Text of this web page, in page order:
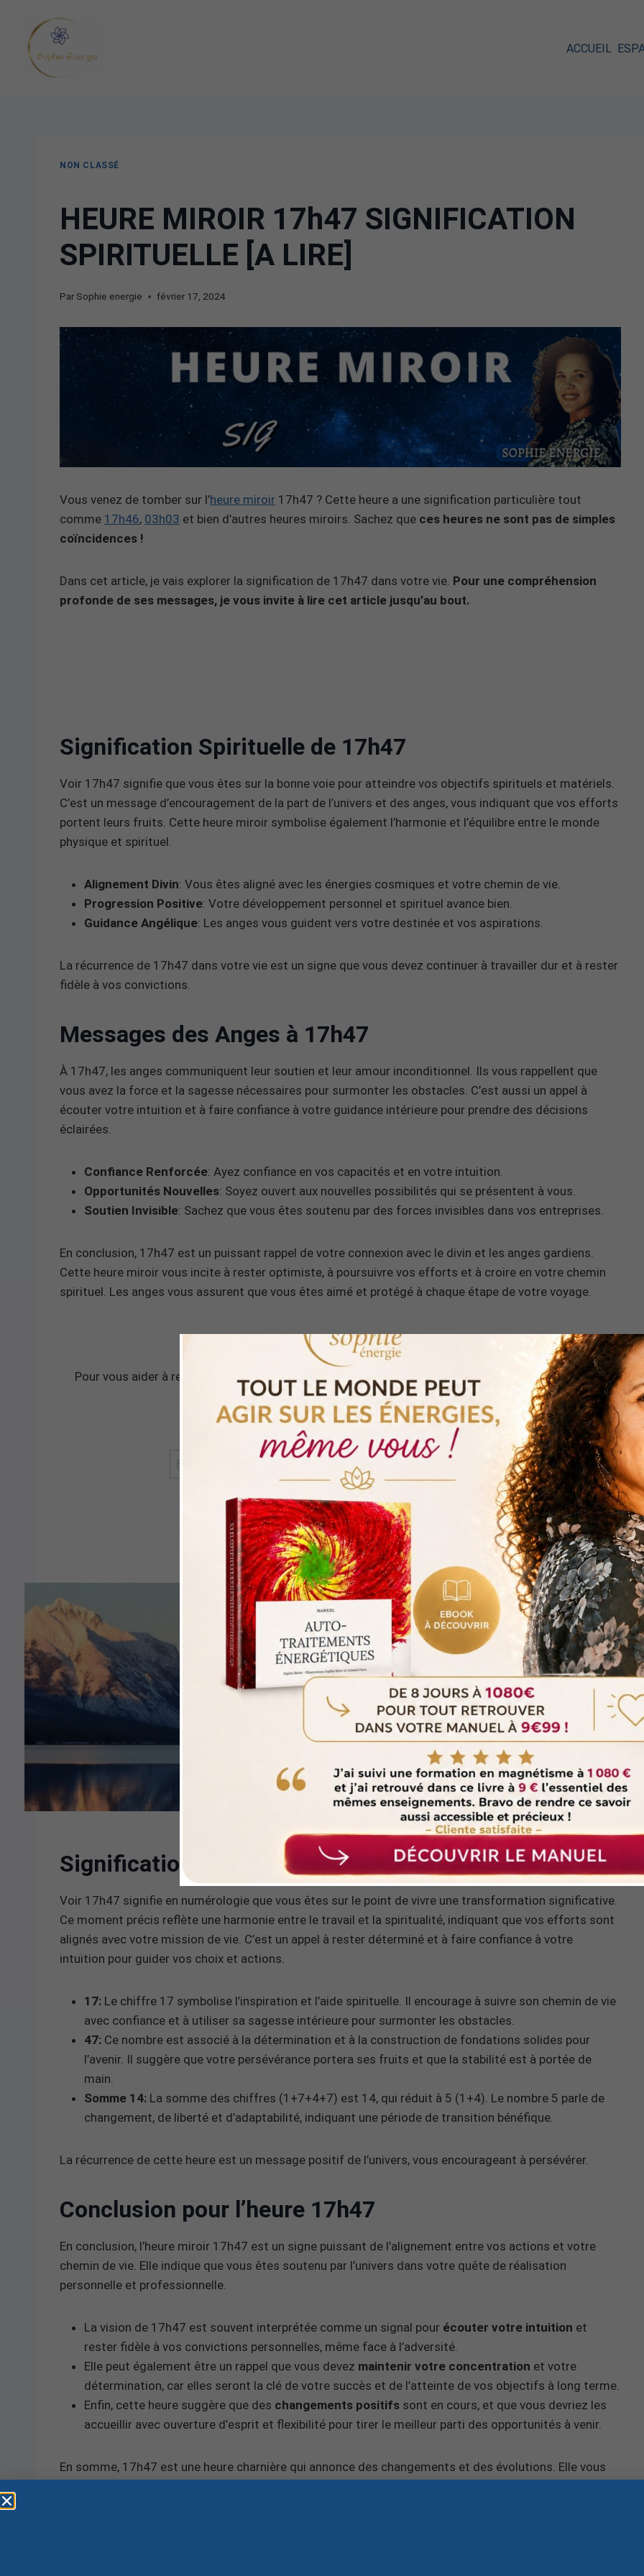
ACCUEIL
NON CLASSÉ
HEURE MIROIR 17h47 SIGNIFICATION
SPIRITUELLE [A LIRE]
Par Sophie energie février 17, 2024
Vous venez de tomber sur l’heure miroir 17h47 ? Cette heure a une signification particulière tout
comme 17h46, 03h03 et bien d’autres heures miroirs. Sachez que ces heures ne sont pas de simples
coïncidences !
Dans cet article, je vais explorer la signification de 17h47 dans votre vie. Pour une compréhension
profonde de ses messages, je vous invite à lire cet article jusqu’au bout.
Signification Spirituelle de 17h47
Voir 17h47 signifie que vous êtes sur la bonne voie pour atteindre vos objectifs spirituels et matériels.
C’est un message d’encouragement de la part de l’univers et des anges, vous indiquant que vos efforts
portent leurs fruits. Cette heure miroir symbolise également l’harmonie et l’équilibre entre le monde
physique et spirituel.
Alignement Divin: Vous êtes aligné avec les énergies cosmiques et votre chemin de vie.
Progression Positive: Votre développement personnel et spirituel avance bien.
Guidance Angélique: Les anges vous guident vers votre destinée et vos aspirations.
La récurrence de 17h47 dans votre vie est un signe que vous devez continuer à travailler dur et à rester
fidèle à vos convictions.
Messages des Anges à 17h47
À 17h47, les anges communiquent leur soutien et leur amour inconditionnel. Ils vous rappellent que
vous avez la force et la sagesse nécessaires pour surmonter les obstacles. C’est aussi un appel à
écouter votre intuition et à faire confiance à votre guidance intérieure pour prendre des décisions
éclairées.
Confiance Renforcée: Ayez confiance en vos capacités et en votre intuition.
Opportunités Nouvelles: Soyez ouvert aux nouvelles possibilités qui se présentent à vous.
Soutien Invisible: Sachez que vous êtes soutenu par des forces invisibles dans vos entreprises.
En conclusion, 17h47 est un puissant rappel de votre connexion avec le divin et les anges gardiens.
Cette heure miroir vous incite à rester optimiste, à poursuivre vos efforts et à croire en votre chemin
spirituel. Les anges vous assurent que vous êtes aimé et protégé à chaque étape de votre voyage.
Pour vous aider à rester dans l’instant présent et vous ouvir à l’abondance dans votre vie, voici une
méditation de lâcher prise offerte
RECEVOIR LA MÉDITATION OFFERTE
Signification numérologique de l’heure 17h47
Voir 17h47 signifie en numérologie que vous êtes sur le point de vivre une transformation significative.
Ce moment précis reflète une harmonie entre le travail et la spiritualité, indiquant que vos efforts sont
alignés avec votre mission de vie. C’est un appel à rester déterminé et à faire confiance à votre
intuition pour guider vos choix et actions.
17: Le chiffre 17 symbolise l’inspiration et l’aide spirituelle. Il encourage à suivre son chemin de vie
avec confiance et à utiliser sa sagesse intérieure pour surmonter les obstacles.
47: Ce nombre est associé à la détermination et à la construction de fondations solides pour
l’avenir. Il suggère que votre persévérance portera ses fruits et que la stabilité est à portée de
main.
Somme 14: La somme des chiffres (1+7+4+7) est 14, qui réduit à 5 (1+4). Le nombre 5 parle de
changement, de liberté et d’adaptabilité, indiquant une période de transition bénéfique.
La récurrence de cette heure est un message positif de l’univers, vous encourageant à persévérer.
Conclusion pour l’heure 17h47
En conclusion, l’heure miroir 17h47 est un signe puissant de l’alignement entre vos actions et votre
chemin de vie. Elle indique que vous êtes soutenu par l’univers dans votre quête de réalisation
personnelle et professionnelle.
La vision de 17h47 est souvent interprétée comme un signal pour écouter votre intuition et
rester fidèle à vos convictions personnelles, même face à l’adversité.
Elle peut également être un rappel que vous devez maintenir votre concentration et votre
détermination, car elles seront la clé de votre succès et de l’atteinte de vos objectifs à long terme.
Enfin, cette heure suggère que des changements positifs sont en cours, et que vous devriez les
accueillir avec ouverture d’esprit et flexibilité pour tirer le meilleur parti des opportunités à venir.
En somme, 17h47 est une heure charnière qui annonce des changements et des évolutions. Elle vous